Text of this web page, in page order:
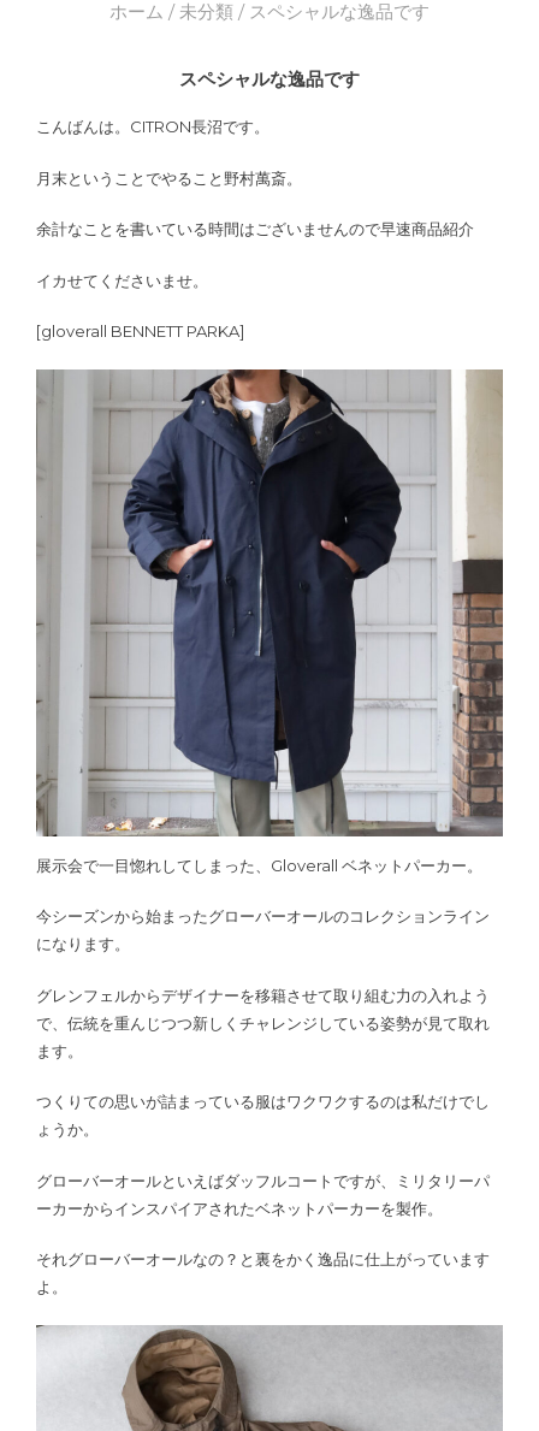
ホーム / 未分類 / スペシャルな逸品です
スペシャルな逸品です
こんばんは。CITRON長沼です。
月末ということでやること野村萬斎。
余計なことを書いている時間はございませんので早速商品紹介
イカせてくださいませ。
[gloverall BENNETT PARKA]
展示会で一目惚れしてしまった、Gloverall ベネットパーカー。
今シーズンから始まったグローバーオールのコレクションライン
になります。
グレンフェルからデザイナーを移籍させて取り組む力の入れよう
で、伝統を重んじつつ新しくチャレンジしている姿勢が見て取れ
ます。
つくりての思いが詰まっている服はワクワクするのは私だけでし
ょうか。
グローバーオールといえばダッフルコートですが、ミリタリーパ
ーカーからインスパイアされたベネットパーカーを製作。
それグローバーオールなの？と裏をかく逸品に仕上がっています
よ。